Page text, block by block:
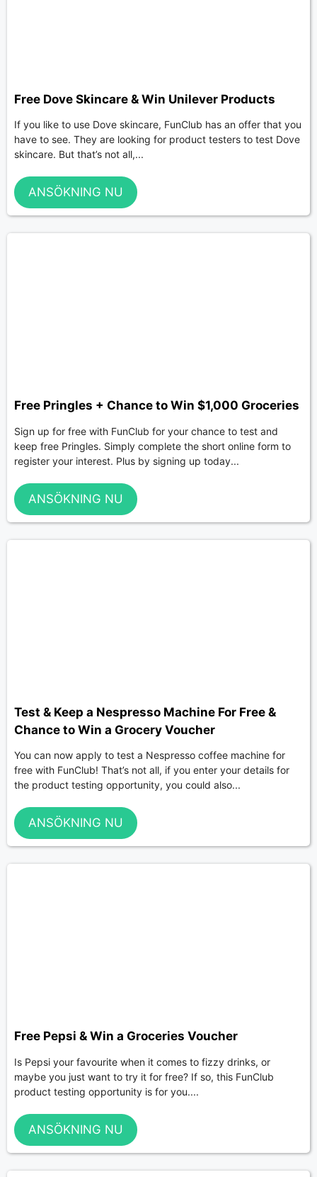
Free Dove Skincare & Win Unilever Products
If you like to use Dove skincare, FunClub has an offer that you
have to see. They are looking for product testers to test Dove
skincare. But that’s not all,...
ANSÖKNING NU
Free Pringles + Chance to Win $1,000 Groceries
Sign up for free with FunClub for your chance to test and
keep free Pringles. Simply complete the short online form to
register your interest. Plus by signing up today...
ANSÖKNING NU
Test & Keep a Nespresso Machine For Free &
Chance to Win a Grocery Voucher
You can now apply to test a Nespresso coffee machine for
free with FunClub! That’s not all, if you enter your details for
the product testing opportunity, you could also...
ANSÖKNING NU
Free Pepsi & Win a Groceries Voucher
Is Pepsi your favourite when it comes to fizzy drinks, or
maybe you just want to try it for free? If so, this FunClub
product testing opportunity is for you....
ANSÖKNING NU